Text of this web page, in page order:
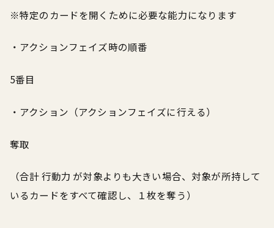
※特定のカードを開くために必要な能力になります
・アクションフェイズ時の順番
5番目
・アクション（アクションフェイズに行える）
奪取
（合計 行動力 が対象よりも大きい場合、対象が所持して
いるカードをすべて確認し、１枚を奪う）